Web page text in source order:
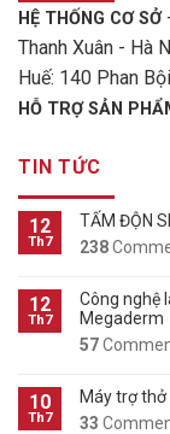
HỆ THỐNG CƠ SỞ
Thanh Xuân - Hà
Huế: 140 Phan
HỖ TRỢ SẢN
TIN TỨC
12
Th7
TẤM ĐỘN
238
12
Th7
Công nghệ
Megaderm
57
10
Th7
Máy trợ thở
33